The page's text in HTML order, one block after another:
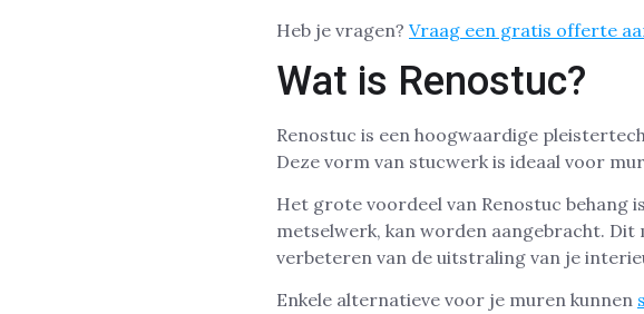
Heb je vragen? Vraag een gratis offerte
Wat is Renostuc?
Renostuc is een hoogwaardige
Deze vorm van stucwerk is ideaal voor
Het grote voordeel van Renostuc behang
metselwerk, kan worden aangebracht.
verbeteren van de uitstraling van je
Enkele alternatieve voor je muren kunnen